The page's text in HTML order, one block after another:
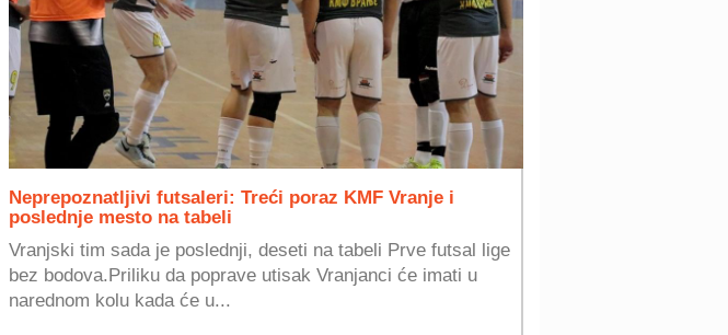
Neprepoznatljivi futsaleri: Treći poraz KMF Vranje i
poslednje mesto na tabeli
Vranjski tim sada je poslednji, deseti na tabeli Prve futsal lige
bez bodova.Priliku da poprave utisak Vranjanci će imati u
narednom kolu kada će u...